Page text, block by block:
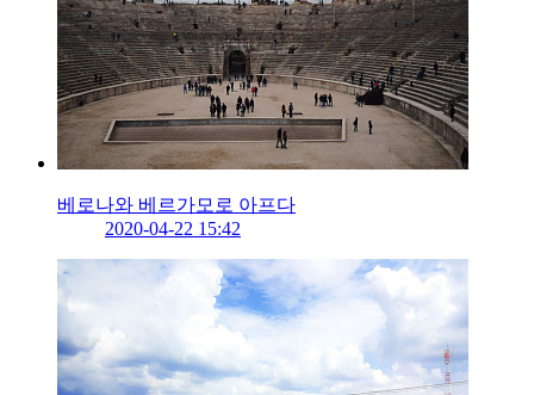
베로나와 베르가모로 아프다
2020-04-22 15:42